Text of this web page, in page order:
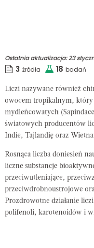
Ostatnia aktualizacja:23
3 źródła 18 badań
Liczi nazywane również
owocem tropikalnym,
mydleńcowatych (
światowych producentów
Indie, Tajlandię oraz
Rosnąca liczba doniesień
liczne substancje
przeciwutleniające,
przeciwdrobnoustrojowe
Prozdrowotne działanie
polifenoli, karotenoidów i